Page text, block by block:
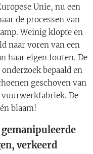
Unie, nu een
de processen van
Weinig klopte en
naar voren van een
haar eigen fouten. De
bepaald en
geschoven van
vuurwerkfabriek. De
blaam!
verkeerd